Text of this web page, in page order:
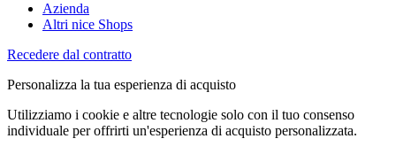
Azienda
Altri nice Shops
Recedere dal contratto
Personalizza la tua esperienza di acquisto
Utilizziamo i cookie e altre tecnologie solo con il tuo consenso
individuale per offrirti un'esperienza di acquisto personalizzata.